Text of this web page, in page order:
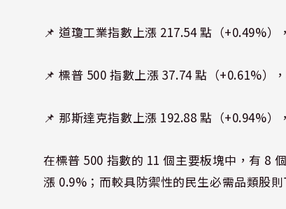
📌 道瓊工業指數上漲 217.54 點（+0.49%）
📌 標普 500 指數上漲 37.74 點（+0.61%）
📌 那斯達克指數上漲 192.88 點（+0.94%）
在標普 500 指數的 11 個主要板塊中，有 8
漲 0.9%；而較具防禦性的民生必需品類股則